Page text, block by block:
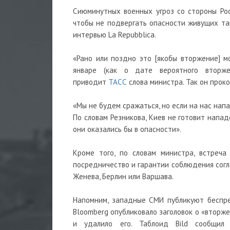
Сиюминутных военных угроз со стороны
чтобы не подвергать опасности живущих
интервью La Repubblica.
«Рано или поздно это [якобы вторжение]
январе (как о дате вероятного
приводит ТАСС слова министра. Так он
«Мы не будем сражаться, но если на нас
По словам Резникова, Киев не готовит
они оказались бы в опасности».
Кроме того, по словам министра,
посредничество и гарантии соблюдения
Женева, Берлин или Варшава.
Напомним, западные СМИ публикуют
Bloomberg опубликовало заголовок о
и удалило его. Таблоид Bild сообщил